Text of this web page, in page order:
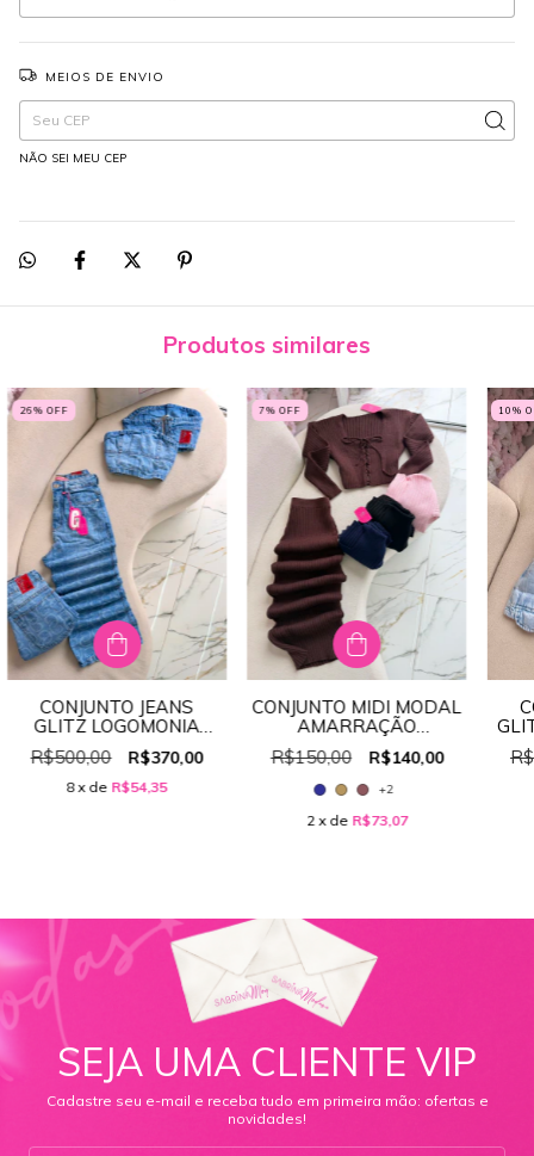
MEIOS DE ENVIO
Entregas para o CEP:
ALTERAR CEP
NÃO SEI MEU CEP
Produtos similares
26% OFF
CONJUNTO JEANS
GLITZ LOGOMONIA
100% JEANS
R$500,00 R$370,00
8 x de R$54,35
7% OFF
CONJUNTO MIDI MODAL
AMARRAÇÃO
REF:BL459
R$150,00 R$140,00
+2
2 x de R$73,07
10%
SEJA UMA CLIENTE VIP
Cadastre seu e-mail e receba tudo em primeira mão: ofertas e
novidades!